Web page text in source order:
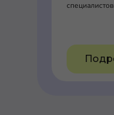
специалистов